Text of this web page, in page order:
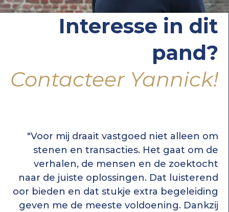
Interesse in dit
pand?
Contacteer Yannick!
"Voor mij draait vastgoed niet alleen om
stenen en transacties. Het gaat om de
verhalen, de mensen en de zoektocht
naar de juiste oplossingen. Dat luisterend
oor bieden en dat stukje extra begeleiding
geven me de meeste voldoening. Dankzij